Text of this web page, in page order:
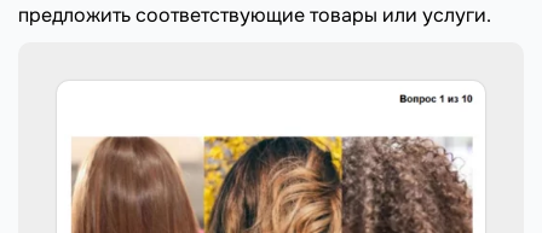
предложить соответствующие товары или услуги.